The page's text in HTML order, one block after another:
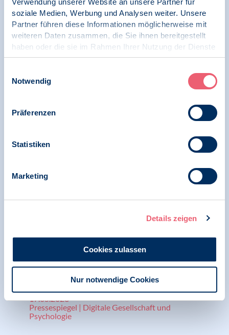
soziale Medien, Werbung und Analysen weiter. Unsere
Partner führen diese Informationen möglicherweise mit
weiteren Daten zusammen, die Sie ihnen bereitgestellt
haben oder die sie im Rahmen Ihrer Nutzung der Dienste
gesammelt haben.
Notwendig
Präferenzen
Statistiken
Marketing
Details zeigen
Cookies zulassen
Nur notwendige Cookies
Patientendaten kritisch /
Digitalisierungsgesetze im Gesundheitswesen
verabschiedet
26.01.2024
Stellungnahmen
Patientenakte (ePA) anlässlich des
Europäischen Datenschutztages 2024
17.05.2023
Pressespiegel | Digitale Gesellschaft und
Psychologie